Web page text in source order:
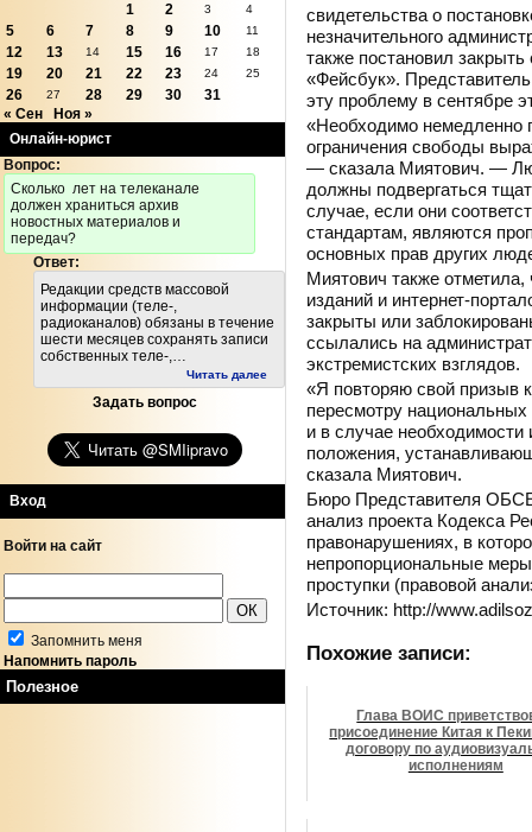
1 2 3 4
5 6 7 8 9 10 11
12 13 14 15 16 17 18
19 20 21 22 23 24 25
26 27 28 29 30
31
« Сен
Ноя »
Онлайн-юрист
Вопрос:
Cколько лет на телеканале
должен храниться архив
новостных материалов и
передач?
Ответ:
Редакции средств массовой
информации (теле-,
радиоканалов) обязаны в течение
шести месяцев сохранять записи
собственных теле-,…
Читать далее
Задать вопрос
Вход
Войти на сайт
Запомнить меня
Напомнить пароль
Полезное
свидетельства о
незначительного
также постановил
«Фейсбук».
эту проблему в сентябре
«Необходимо немедленно
ограничения свободы
— сказала Миятович. —
должны подвергаться
случае, если они
стандартам, являются
основных прав других
Миятович также
изданий и интернет-
закрыты или
ссылались на
экстремистских взглядов.
«Я повторяю свой призыв
пересмотру
и в случае необходимости
положения,
сказала Миятович.
Бюро Представителя
анализ проекта Кодекса
правонарушениях, в
непропорциональные
проступки (правовой
Источник: http://
Похожие записи:
Глава ВОИС
присоединение Китая к
договору по
исполнениям